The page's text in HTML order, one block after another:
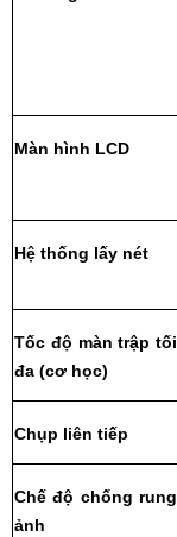
Màn hình LCD
Hệ thống lấy nét
Tốc độ màn trập tối
đa (cơ học)
Chụp liên tiếp
Chế độ chống rung
ảnh